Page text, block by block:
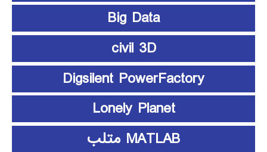
Big Data
civil 3D
Digsilent PowerFactory
Lonely Planet
MATLAB متلب